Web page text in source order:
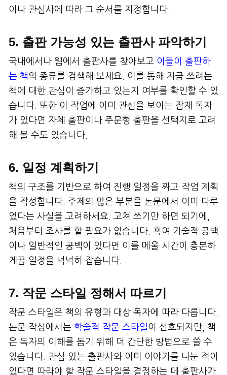
이나 관심사에 따라 그 순서를 지정합니다.
5. 출판 가능성 있는 출판사 파악하기
국내에서나 웹에서 출판사를 찾아보고 이들이 출판하
는 책의 종류를 검색해 보세요. 이를 통해 지금 쓰려는
책에 대한 관심이 증가하고 있는지 여부를 확인할 수 있
습니다. 또한 이 작업에 이미 관심을 보이는 잠재 독자
가 있다면 자체 출판이나 주문형 출판을 선택지로 고려
해 볼 수도 있습니다.
6. 일정 계획하기
책의 구조를 기반으로 하여 진행 일정을 짜고 작업 계획
을 작성합니다. 주제의 많은 부분을 논문에서 이미 다루
었다는 사실을 고려하세요. 고쳐 쓰기만 하면 되기에,
처음부터 조사를 할 필요가 없습니다. 혹여 기술적 공백
이나 일반적인 공백이 있다면 이를 메울 시간이 충분하
게끔 일정을 넉넉히 잡습니다.
7. 작문 스타일 정해서 따르기
작문 스타일은 책의 유형과 대상 독자에 따라 다릅니다.
논문 작성에서는 학술적 작문 스타일이 선호되지만, 책
은 독자의 이해를 돕기 위해 더 간단한 방법으로 쓸 수
있습니다. 관심 있는 출판사와 이미 이야기를 나눈 적이
있다면 따라야 할 작문 스타일을 결정하는 데 출판사가